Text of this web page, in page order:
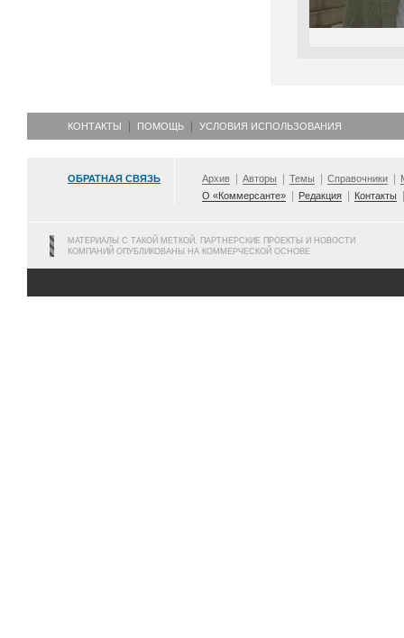
КОНТАКТЫ ПОМОЩЬ УСЛОВИЯ ИСПОЛЬЗОВАНИЯ
ОБРАТНАЯ СВЯЗЬ Архив Авторы Темы Справочники
О «Коммерсанте»
Редакция Контакты
МАТЕРИАЛЫ С ТАКОЙ МЕТКОЙ, ПАРТНЕРСКИЕ ПРОЕКТЫ И НОВОСТИ
КОМПАНИЙ ОПУБЛИКОВАНЫ НА КОММЕРЧЕСКОЙ ОСНОВЕ